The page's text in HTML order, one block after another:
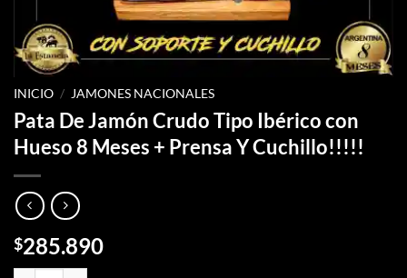
INICIO / JAMONES NACIONALES
Pata De Jamón Crudo Tipo Ibérico con
Hueso 8 Meses + Prensa Y Cuchillo!!!!!
$285.890